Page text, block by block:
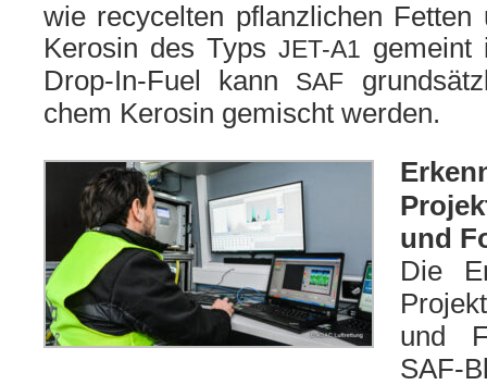
wie recy­cel­ten pflanz­li­chen Fetten
Kerosin des Typs JET-A1 gemeint
Drop-In-Fuel kann SAF
chem Kerosin gemischt wer­den.
und
Die
und
SAF-